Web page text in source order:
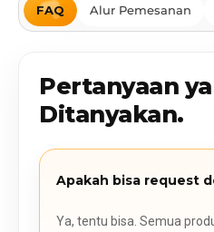
FAQ Alur Pemesanan
Pertanyaan
Ditanyakan.
Apakah bisa request
Ya, tentu bisa. Semua